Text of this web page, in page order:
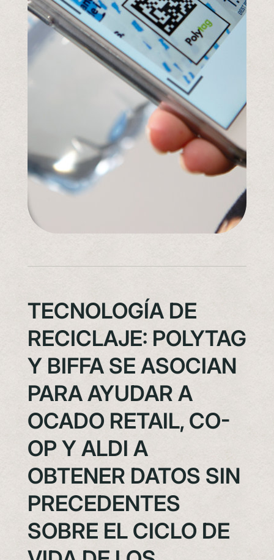
TECNOLOGÍA DE
RECICLAJE: POLYTAG
Y BIFFA SE ASOCIAN
PARA AYUDAR A
OCADO RETAIL, CO-
OP Y ALDI A
OBTENER DATOS SIN
PRECEDENTES
SOBRE EL CICLO DE